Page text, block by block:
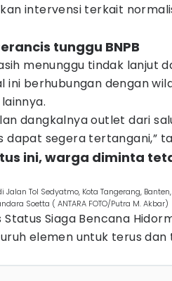
intervensi terkait
tunggu BNPB
menunggu tindak lanjut
ini berhubungan dengan
dangkalnya outlet dari
dapat segera tertangani,”
ini, warga diminta
Tol Sedyatmo, Kota Tangerang,
Soetta ( ANTARA FOTO/Putra M. Akbar)
Siaga Bencana
elemen untuk terus